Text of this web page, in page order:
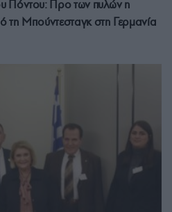
Πόντου: Προ των πυλών η
τη Μπούντεσταγκ στη Γερμανία